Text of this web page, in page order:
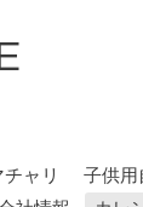
ャリ 子供用